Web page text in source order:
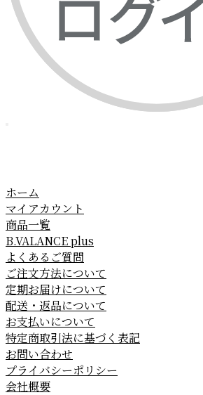
ホーム
マイアカウント
商品一覧
B.VALANCE plus
よくあるご質問
ご注文方法について
定期お届けについて
配送・返品について
お支払いについて
特定商取引法に基づく表記
お問い合わせ
プライバシーポリシー
会社概要